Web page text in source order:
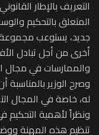
المتعلق بالتحكيم
جديد، يستوعب
أخرى من أجل تبادل
والممارسات في مجال
وصرح الوزير بالمناسبة
له، خاصة في المجال
ونظراً لأهمية
تنظيم هذه المهنة